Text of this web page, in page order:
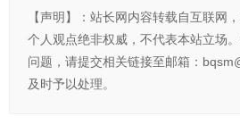
【声明】：站长网内容转载自互联网
个人观点绝非权威，不代表本站立场
问题，请提交相关链接至邮箱：
及时予以处理。